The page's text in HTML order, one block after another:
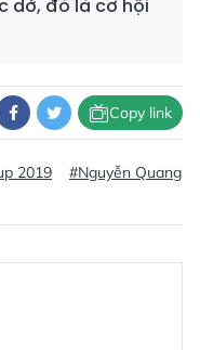
dở, đó là cơ hội
Copy link
2019 #Nguyễn Quang